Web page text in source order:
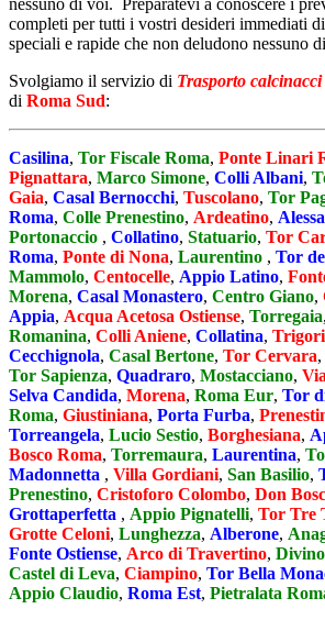
nessuno di voi. Preparatevi a conoscere i
completi per tutti i vostri desideri immediati
speciali e rapide che non deludono nessuno
Svolgiamo il servizio di Trasporto calcinacci
di Roma Sud:
Casilina, Tor Fiscale Roma, Ponte Linari
Pignattara, Marco Simone, Colli Albani,
Gaia, Casal Bernocchi, Tuscolano, Tor
Roma, Colle Prenestino, Ardeatino,
Portonaccio , Collatino, Statuario, Tor
Roma, Ponte di Nona, Laurentino , Tor
Mammolo, Centocelle, Appio Latino,
Morena, Casal Monastero, Centro Giano,
Appia, Acqua Acetosa Ostiense, Torregaia,
Romanina, Colli Aniene, Collatina,
Cecchignola, Casal Bertone, Tor Cervara,
Tor Sapienza, Quadraro, Mostacciano,
Selva Candida, Morena, Roma Eur, Tor
Roma, Giustiniana, Porta Furba,
Torreangela, Lucio Sestio, Borghesiana,
Bosco Roma, Torremaura, Laurentina,
Madonnetta , Villa Gordiani, San Basilio,
Prenestino, Cristoforo Colombo, Don
Grottaperfetta , Appio Pignatelli, Tor Tre
Grotte Celoni, Lunghezza, Alberone,
Fonte Ostiense, Arco di Travertino,
Castel di Leva, Ciampino, Tor Bella
Appio Claudio, Roma Est, Pietralata